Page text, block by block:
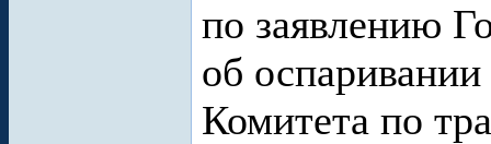
по заявлению
об
Комитета по